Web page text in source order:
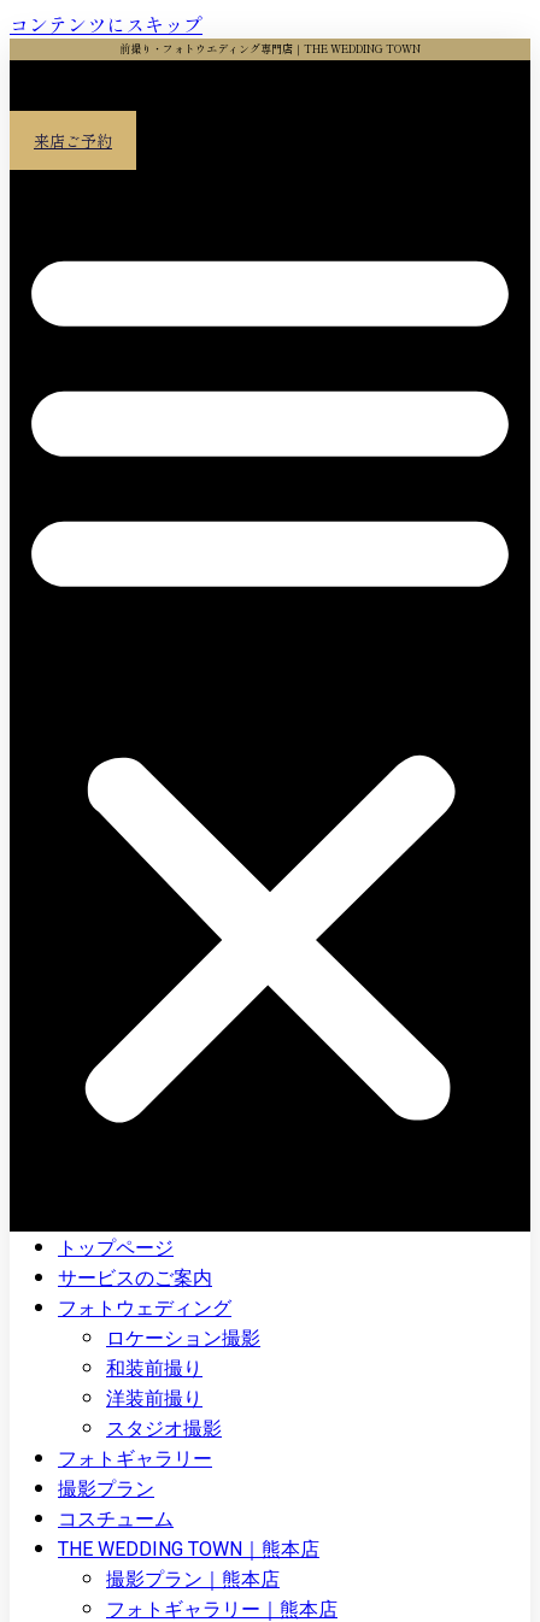
コンテンツにスキップ
前撮り・フォトウエディング専門店｜THE WEDDING TOWN
来店ご予約
トップページ
サービスのご案内
フォトウェディング
ロケーション撮影
和装前撮り
洋装前撮り
スタジオ撮影
フォトギャラリー
撮影プラン
コスチューム
THE WEDDING TOWN｜熊本店
撮影プラン｜熊本店
フォトギャラリー｜熊本店